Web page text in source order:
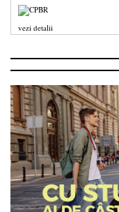
vezi detalii